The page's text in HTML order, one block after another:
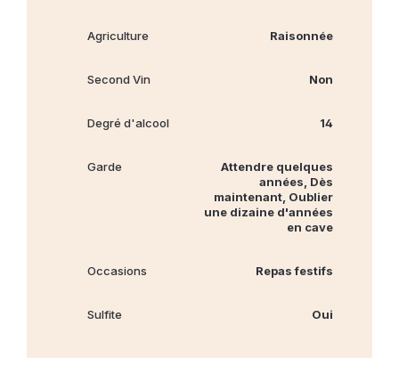
Agriculture Raisonnée
Second Vin Non
Degré d'alcool 14
Garde
Attendre quelques
années, Dès
maintenant, Oublier
une dizaine d'années
en cave
Occasions Repas festifs
Sulfite Oui